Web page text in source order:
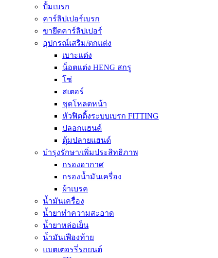
ปั้มเบรก
คาร์ลิปเปอร์เบรก
ขายึดคาร์ลิปเปอร์
อุปกรณ์เสริม/ตกแต่ง
เบาะแต่ง
น็อตแต่ง HENG สกรู
โซ่
สเตอร์
ชุดโหลดหน้า
หัวฟิตติ้งระบบเบรก FITTING
ปลอกแฮนด์
ตุ้มปลายแฮนด์
บำรุงรักษา/เพิ่มประสิทธิภาพ
กรองอากาศ
กรองน้ำมันเครื่อง
ผ้าเบรค
น้ำมันเครื่อง
น้ำยาทำความสะอาด
น้ำยาหล่อเย็น
น้ำมันเฟืองท้าย
แบตเตอรรี่รถยนต์